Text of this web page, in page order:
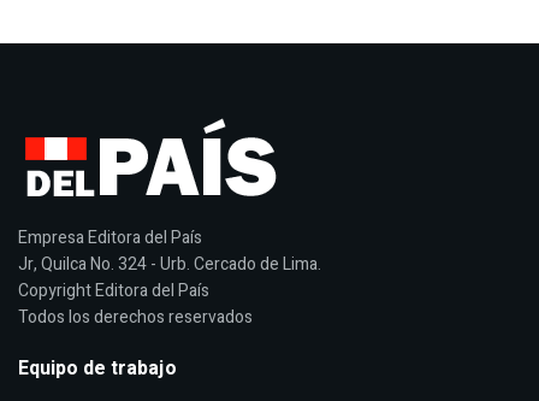
Empresa Editora del País
Jr, Quilca No. 324 - Urb. Cercado de Lima.
Copyright Editora del País
Todos los derechos reservados
Equipo de trabajo